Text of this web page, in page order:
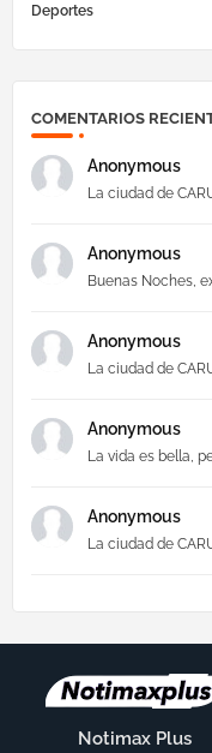
Deportes
COMENTARIOS
Anonymous
La ciudad de
Anonymous
Buenas Noches,
Anonymous
La ciudad de
Anonymous
La vida es bella,
Anonymous
La ciudad de
Notimax Plus